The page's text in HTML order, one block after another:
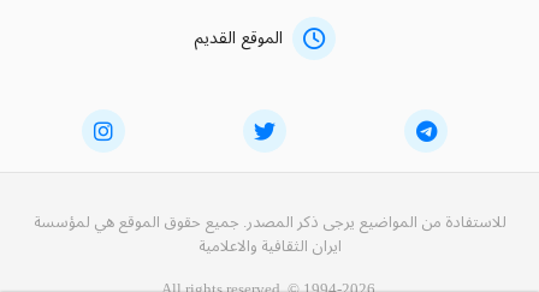
الموقع القديم
للاستفادة من المواضيع يرجى ذكر المصدر. جميع حقوق الموقع هي لمؤسسة
ايران الثقافية والاعلامية